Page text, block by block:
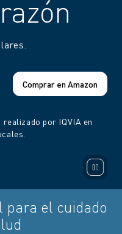
Comprar en Amazon
por IQVIA en
para el cuidado